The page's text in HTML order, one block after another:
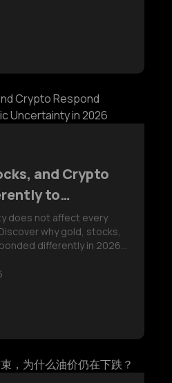
and Crypto
to
in 2026
does not affect every
why gold, stocks,
differently in 2026,
rates and earnings